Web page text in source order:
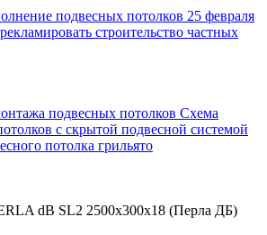
подвесных потолков 25 февраля
строительство частных
подвесных потолков Схема
с скрытой подвесной системой
потолка грильято
dB SL2 2500x300x18 (Перла ДБ)